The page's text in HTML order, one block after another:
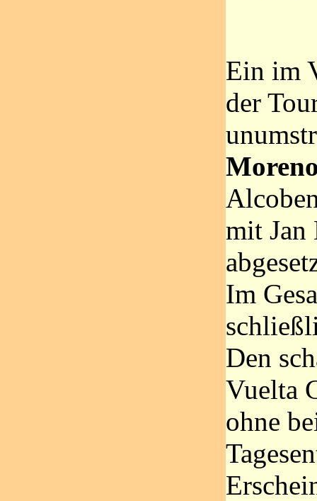
Ein im
der
mit Jan
Im
Den
Vuelta
ohne